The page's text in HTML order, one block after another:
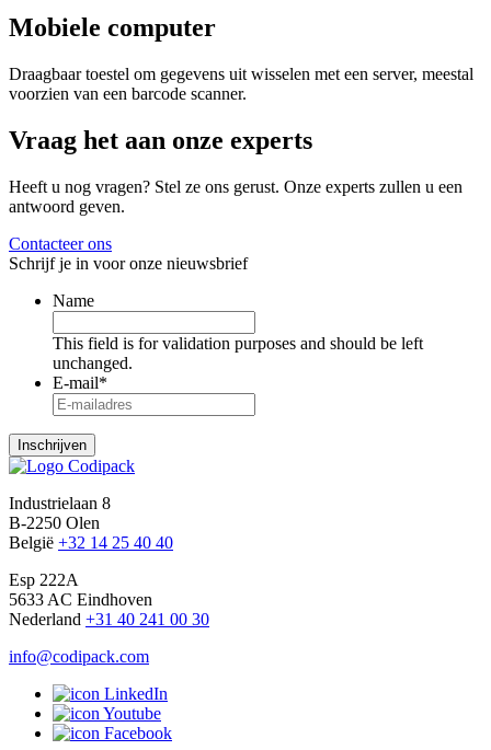
Mobiele computer
Draagbaar toestel om gegevens uit wisselen met een server, meestal
voorzien van een barcode scanner.
Vraag het aan onze experts
Heeft u nog vragen? Stel ze ons gerust. Onze experts zullen u een
antwoord geven.
Contacteer ons
Schrijf je in voor onze nieuwsbrief
Name
This field is for validation purposes and should be left
unchanged.
E-mail*
Inschrijven
Industrielaan 8
B-2250 Olen
België +32 14 25 40 40
Esp 222A
5633 AC Eindhoven
Nederland +31 40 241 00 30
info@codipack.com